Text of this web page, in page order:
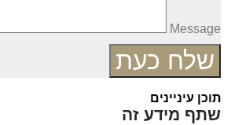
שלח כעת
עיניינים
מידע זה